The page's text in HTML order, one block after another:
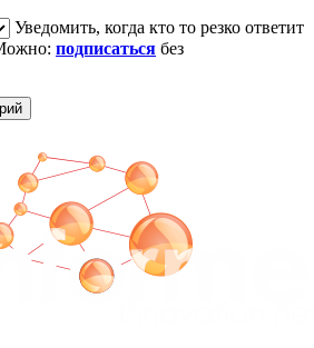
Уведомить, когда кто то резко ответит
подписаться без